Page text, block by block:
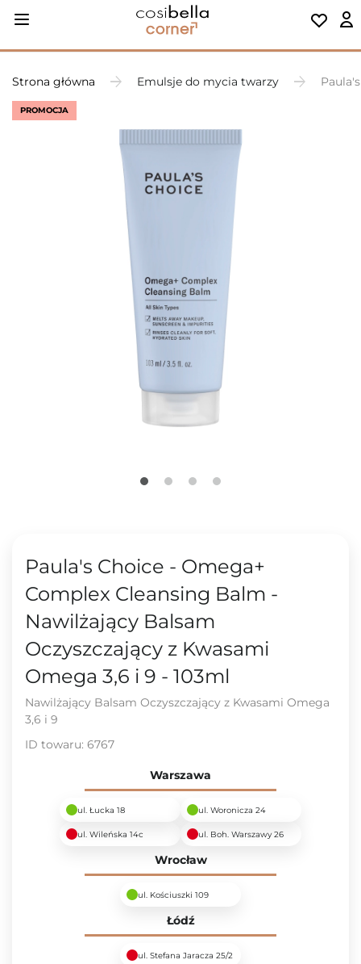
Strona główna Emulsje do mycia twarzy
PROMOCJA
Paula's Choice - Omega+
Complex Cleansing Balm -
Nawilżający Balsam
Oczyszczający z Kwasami
Omega 3,6 i 9 - 103ml
Nawilżający Balsam Oczyszczający z Kwasami Omega
3,6 i 9
ID towaru: 6767
Warszawa
ul. Łucka 18 ul. Woronicza 24
ul. Wileńska 14c ul. Boh. Warszawy 26
Wrocław
ul. Kościuszki 109
Łódź
ul. Stefana Jaracza 25/2